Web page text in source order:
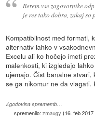
Berem vse zagovornike
je res tako dobra, zakaj
Kompatibilnost med formati,
alternativ lahko v
Excelu ali ko hočejo imeti
malenkosti, ki izgledajo
ujemajo. Čist banalne
se ga nikomur ne da vlagati.
Zgodovina sprememb…
spremenilo:zmaugy (16. feb